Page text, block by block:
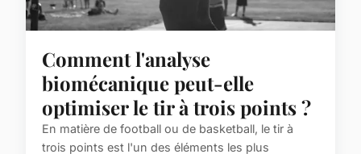
Comment l'analyse
biomécanique peut-elle
optimiser le tir à trois points ?
En matière de football ou de basketball, le tir à
trois points est l'un des éléments les plus